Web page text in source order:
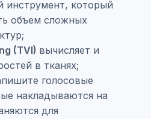
инструмент, который
объем сложных
(TVI) вычисляет и
в тканях;
голосовые
накладываются на
для